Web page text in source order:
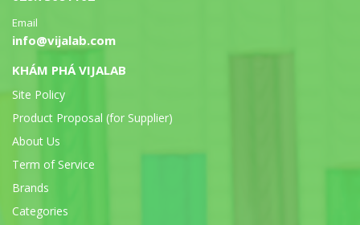
Email
info@vijalab.com
KHÁM PHÁ VIJALAB
Site Policy
Product Proposal (for Supplier)
About Us
Term of Service
Brands
Categories